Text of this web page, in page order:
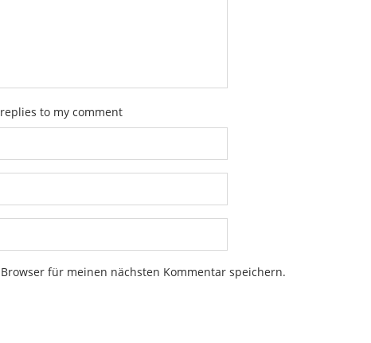
to my comment
für meinen nächsten Kommentar speichern.